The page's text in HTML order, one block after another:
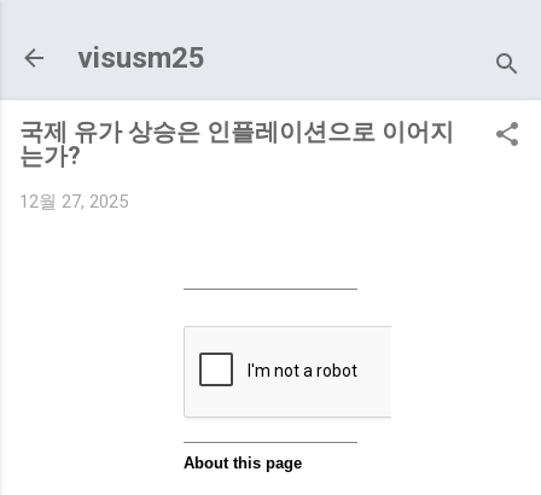
visusm25
국제 유가 상승은 인플레이션으로 이어지
는가?
12월 27, 2025